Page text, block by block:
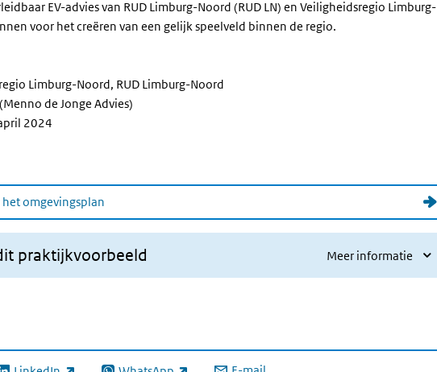
EV-advies van RUD Limburg-Noord (RUD LN) en Veiligheidsregio Limburg-
voor het creëren van een gelijk speelveld binnen de regio.
Limburg-Noord, RUD Limburg-Noord
de Jonge Advies)
2024
omgevingsplan
praktijkvoorbeeld Meer informatie